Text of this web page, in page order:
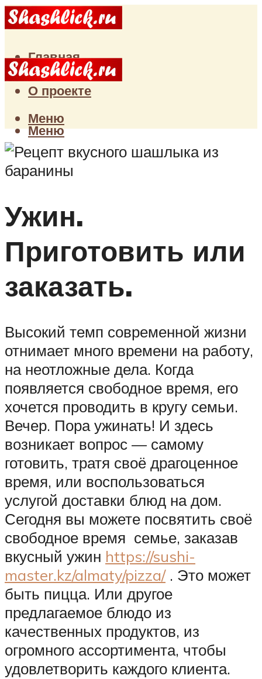
Главная
Статьи
О проекте
Меню
Меню
Ужин.
Приготовить или
заказать.
Высокий темп современной жизни
отнимает много времени на работу,
на неотложные дела. Когда
появляется свободное время, его
хочется проводить в кругу семьи.
Вечер. Пора ужинать! И здесь
возникает вопрос — самому
готовить, тратя своё драгоценное
время, или воспользоваться
услугой доставки блюд на дом.
Сегодня вы можете посвятить своё
свободное время семье, заказав
вкусный ужин https://sushi-
master.kz/almaty/pizza/. Это может
быть пицца. Или другое
предлагаемое блюдо из
качественных продуктов, из
огромного ассортимента, чтобы
удовлетворить каждого клиента.